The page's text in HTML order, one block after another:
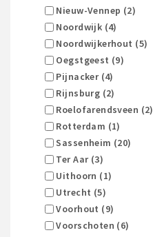
Nieuw-Vennep (2)
Noordwijk (4)
Noordwijkerhout (5)
Oegstgeest (9)
Pijnacker (4)
Rijnsburg (2)
Roelofarendsveen (2)
Rotterdam (1)
Sassenheim (20)
Ter Aar (3)
Uithoorn (1)
Utrecht (5)
Voorhout (9)
Voorschoten (6)